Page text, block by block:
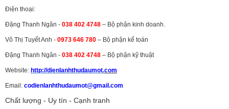
Điện thoại:
Đặng Thanh Ngân - 038 402 4748 – Bộ phận kinh doanh.
Võ Thị Tuyết Anh - 0973 646 780 – Bộ phận kế toán
Đặng Thanh Ngân - 038 402 4748 – Bộ phận kỹ thuật
Website: http://dienlanhthudaumot.com
Email: codienlanhthudaumot@gmail.com
Chất lượng - Uy tín - Cạnh tranh